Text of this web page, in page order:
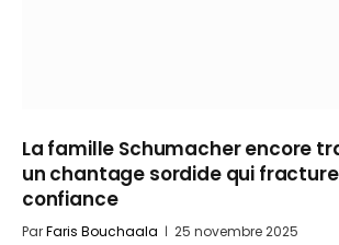
La famille Schumacher encore
un chantage sordide qui
confiance
ParFaris Bouchaala 25 novembre 2025